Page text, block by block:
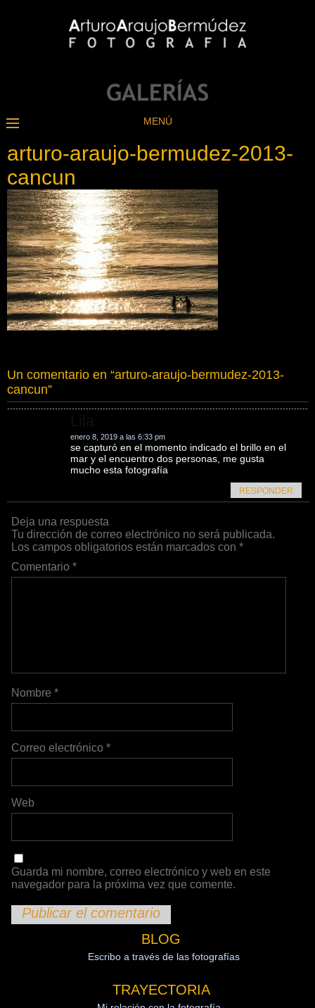
MENÚ
arturo-araujo-bermudez-2013-
cancun
Un comentario en “arturo-araujo-bermudez-2013-
cancun”
enero 8, 2019 a las 6:33 pm
se capturó en el momento indicado el brillo en el
mar y el encuentro dos personas, me gusta
mucho esta fotografía
RESPONDER
Deja una respuesta
Tu dirección de correo electrónico no será publicada.
Los campos obligatorios están marcados con *
Comentario *
Nombre *
Correo electrónico *
Web
Guarda mi nombre, correo electrónico y web en este
navegador para la próxima vez que comente.
BLOG
Escribo a través de las fotografías
TRAYECTORIA